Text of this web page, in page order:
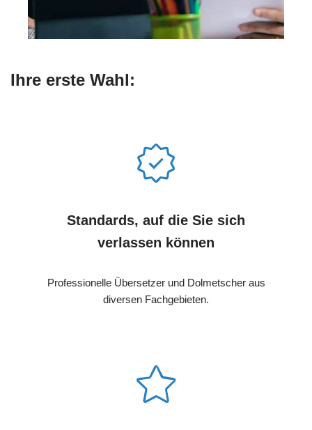
Ihre erste Wahl:
Standards, auf die Sie sich
verlassen können
Professionelle Übersetzer und Dolmetscher aus
diversen Fachgebieten.